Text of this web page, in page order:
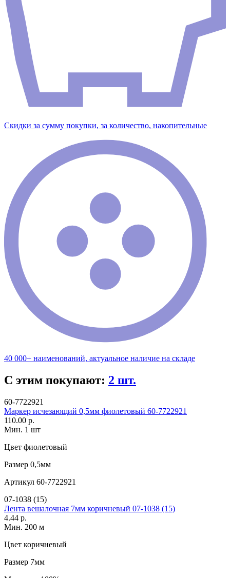
Скидки за сумму покупки, за количество, накопительные
40 000+ наименований, актуальное наличие на складе
С этим покупают: 2 шт.
60-7722921
Маркер исчезающий 0,5мм фиолетовый 60-7722921
110.00 р.
Мин. 1 шт
Цвет фиолетовый
Размер 0,5мм
Артикул 60-7722921
07-1038 (15)
Лента вешалочная 7мм коричневый 07-1038 (15)
4.44 р.
Мин. 200 м
Цвет коричневый
Размер 7мм